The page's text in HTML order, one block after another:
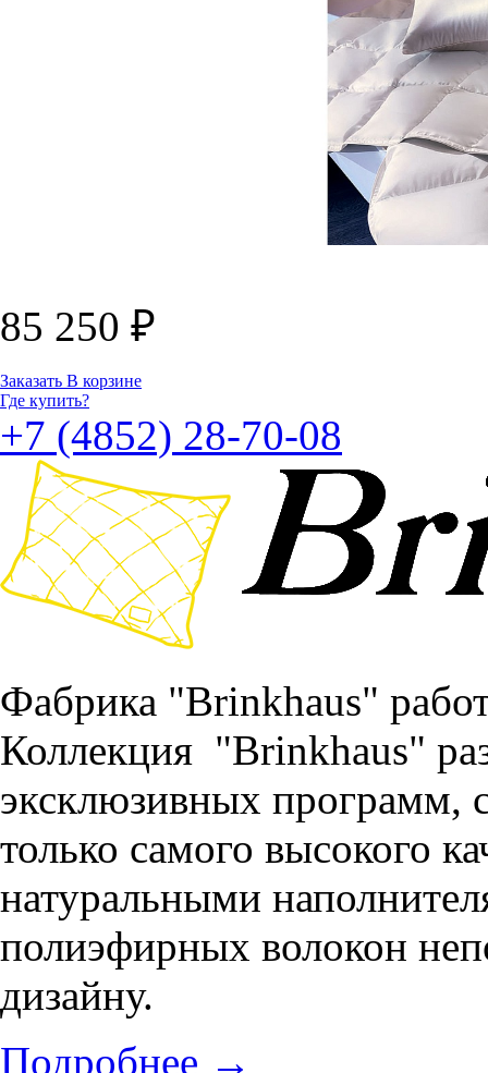
85 250 ₽
Заказать В корзине
Где купить?
+7 (4852) 28-70-08
Фабрика "Brinkhaus"
Коллекция "Brinkhaus"
эксклюзивных программ,
только самого высокого
натуральными
полиэфирных волокон
дизайну.
Подробнее →